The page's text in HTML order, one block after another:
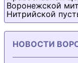
Воронежской
Нитрийской
НОВОСТИ